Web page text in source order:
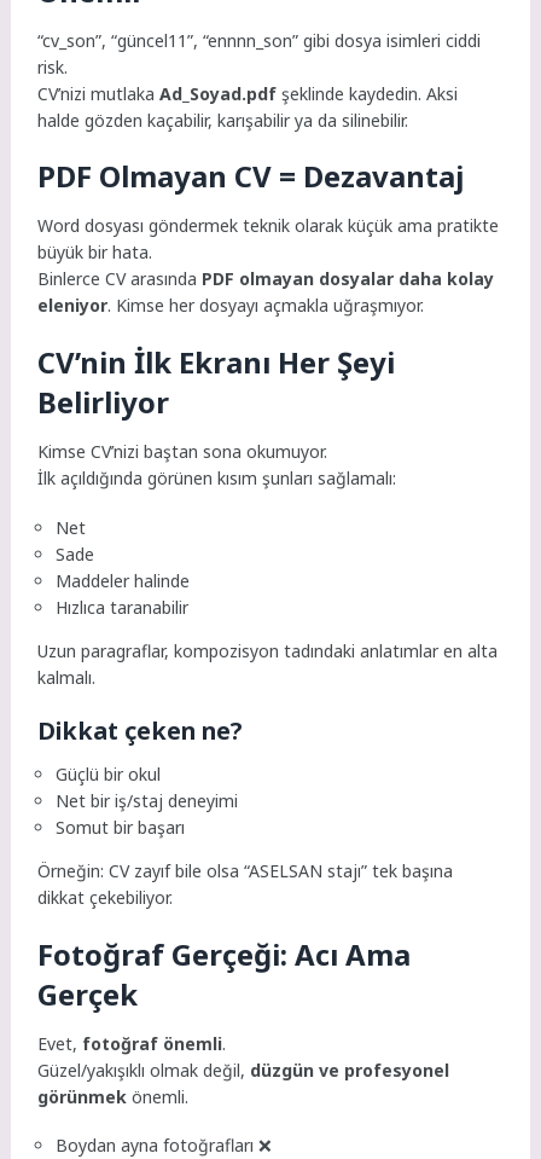
“cv_son”, “güncel11”, “ennnn_son” gibi dosya isimleri ciddi
risk.
CV’nizi mutlakaAd_Soyad.pdf şeklinde kaydedin. Aksi
halde gözden kaçabilir, karışabilir ya da silinebilir.
PDF Olmayan CV = Dezavantaj
Word dosyası göndermek teknik olarak küçük ama pratikte
büyük bir hata.
Binlerce CV arasında PDF olmayan dosyalar daha kolay
eleniyor. Kimse her dosyayı açmakla uğraşmıyor.
CV’nin İlk Ekranı Her Şeyi
Belirliyor
Kimse CV’nizi baştan sona okumuyor.
İlk açıldığında görünen kısım şunları sağlamalı:
Net
Sade
Maddeler halinde
Hızlıca taranabilir
Uzun paragraflar, kompozisyon tadındaki anlatımlar en alta
kalmalı.
Dikkat çeken ne?
Güçlü bir okul
Net bir iş/staj deneyimi
Somut bir başarı
Örneğin: CV zayıf bile olsa “ASELSAN stajı” tek başına
dikkat çekebiliyor.
Fotoğraf Gerçeği: Acı Ama
Gerçek
Evet, fotoğraf önemli.
Güzel/yakışıklı olmak değil, düzgün ve profesyonel
görünmek önemli.
Boydan ayna fotoğrafları ❌